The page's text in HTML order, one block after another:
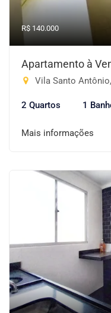
R$ 140.000
Apartamento à
Vila Santo
2 Quartos 1
Mais informações